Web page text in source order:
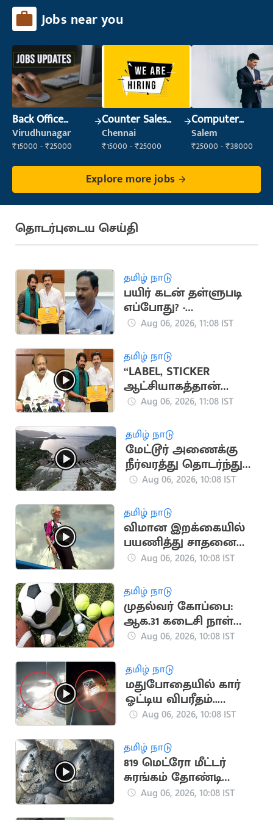
Jobs near you
Back Office
Executive
(Administration)
Virudhunagar
₹15000 - ₹25000
Counter Sales
Executive (Retail
Sales)
Chennai
₹15000 - ₹25000
Computer
Operator
Salem
₹25000 - ₹38000
Explore more jobs
தொடர்புடைய செய்தி
தமிழ் நாடு
பயிர் கடன் தள்ளுபடி
எப்போது? -
வேளாண்துறை
Aug 06, 2026, 11:08 IST
தமிழ் நாடு
“LABEL, STICKER
ஆட்சியாகத்தான்
இதைப் பார்க்கிறேன்” -
ல்வம்
Aug 06, 2026, 11:08 IST
தமிழ் நாடு
மேட்டூர் அணைக்கு
நீர்வரத்து தொடர்ந்து
அதிகரிப்பு
Aug 06, 2026, 10:08 IST
தமிழ் நாடு
விமான இறக்கையில்
பயணித்து சாதனை
படைத்த பிரிட்டன்
Aug 06, 2026, 10:08 IST
தமிழ் நாடு
முதல்வர் கோப்பை:
ஆக.31 கடைசி நாள்
என அரசு அறிவிப்பு
Aug 06, 2026, 10:08 IST
தமிழ் நாடு
மதுபோதையில் கார்
ஓட்டிய விபரீதம்..
தூத்துக்குடியில் ஒருவர்
Aug 06, 2026, 10:08 IST
தமிழ் நாடு
819 மெட்ரோ மீட்டர்
சுரங்கம் தோண்டி
நீலகிரி இயந்திரம்
Aug 06, 2026, 10:08 IST